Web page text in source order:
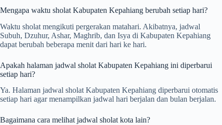
Mengapa waktu sholat Kabupaten Kepahiang berubah setiap hari?
Waktu sholat mengikuti pergerakan matahari. Akibatnya, jadwal
Subuh, Dzuhur, Ashar, Maghrib, dan Isya di Kabupaten Kepahiang
dapat berubah beberapa menit dari hari ke hari.
Apakah halaman jadwal sholat Kabupaten Kepahiang ini diperbarui
setiap hari?
Ya. Halaman jadwal sholat Kabupaten Kepahiang diperbarui otomatis
setiap hari agar menampilkan jadwal hari berjalan dan bulan berjalan.
Bagaimana cara melihat jadwal sholat kota lain?